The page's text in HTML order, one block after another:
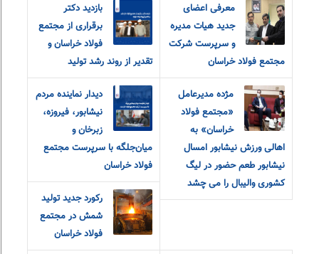
معرفی اعضای
جدید هیات مدیره
و سرپرست شرکت
مجتمع فولاد خراسان
بازدید دکتر
برقراری از مجتمع
فولاد خراسان و
تقدیر از روند رشد تولید
مژده مدیرعامل
«مجتمع فولاد
خراسان» به
اهالی ورزش نیشابور امسال
نیشابور طعم حضور در لیگ
کشوری والیبال را می چشد
دیدار نماینده مردم
نیشابور، فیروزه،
زبرخان و
میان‌جلگه با سرپرست مجتمع
فولاد خراسان
رکورد جدید تولید
شمش در مجتمع
فولاد خراسان